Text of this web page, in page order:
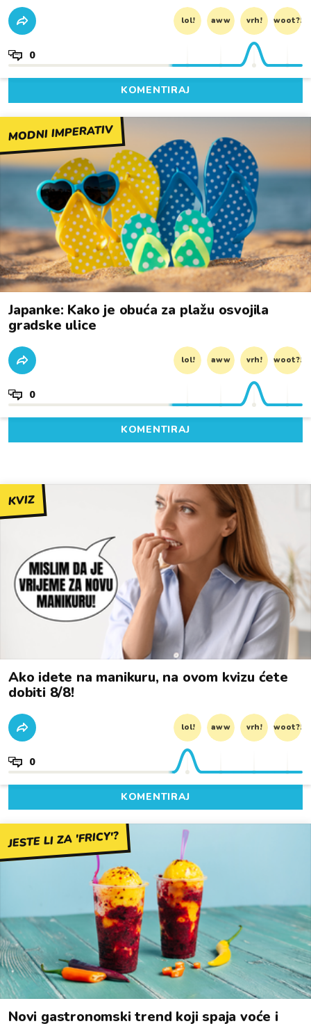
lol! aww vrh! woot?!
0
KOMENTIRAJ
MODNI IMPERATIV
Japanke: Kako je obuća za plažu osvojila
gradske ulice
lol! aww vrh! woot?!
0
KOMENTIRAJ
KVIZ
Ako idete na manikuru, na ovom kvizu ćete
dobiti 8/8!
lol! aww vrh! woot?!
0
KOMENTIRAJ
JESTE LI ZA 'FRICY'?
Novi gastronomski trend koji spaja voće i